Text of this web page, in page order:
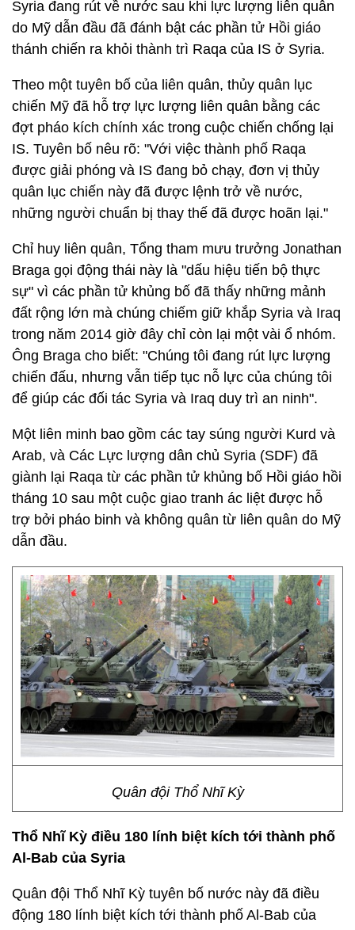
Syria đang rút về nước sau khi lực lượng liên quân
do Mỹ dẫn đầu đã đánh bật các phần tử Hồi giáo
thánh chiến ra khỏi thành trì Raqa của IS ở Syria.
Theo một tuyên bố của liên quân, thủy quân lục
chiến Mỹ đã hỗ trợ lực lượng liên quân bằng các
đợt pháo kích chính xác trong cuộc chiến chống lại
IS. Tuyên bố nêu rõ: "Với việc thành phố Raqa
được giải phóng và IS đang bỏ chạy, đơn vị thủy
quân lục chiến này đã được lệnh trở về nước,
những người chuẩn bị thay thế đã được hoãn lại."
Chỉ huy liên quân, Tổng tham mưu trưởng Jonathan
Braga gọi động thái này là "dấu hiệu tiến bộ thực
sự" vì các phần tử khủng bố đã thấy những mảnh
đất rộng lớn mà chúng chiếm giữ khắp Syria và Iraq
trong năm 2014 giờ đây chỉ còn lại một vài ổ nhóm.
Ông Braga cho biết: "Chúng tôi đang rút lực lượng
chiến đấu, nhưng vẫn tiếp tục nỗ lực của chúng tôi
để giúp các đối tác Syria và Iraq duy trì an ninh".
Một liên minh bao gồm các tay súng người Kurd và
Arab, và Các Lực lượng dân chủ Syria (SDF) đã
giành lại Raqa từ các phần tử khủng bố Hồi giáo hồi
tháng 10 sau một cuộc giao tranh ác liệt được hỗ
trợ bởi pháo binh và không quân từ liên quân do Mỹ
dẫn đầu.
Quân đội Thổ Nhĩ Kỳ
Thổ Nhĩ Kỳ điều 180 lính biệt kích tới thành phố
Al-Bab của Syria
Quân đội Thổ Nhĩ Kỳ tuyên bố nước này đã điều
động 180 lính biệt kích tới thành phố Al-Bab của